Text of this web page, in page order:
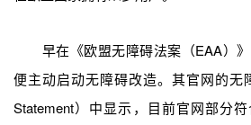
早在《欧盟无障碍法案（EAA）
便主动启动无障碍改造。其官网的无
Statement）中显示，目前官网部分